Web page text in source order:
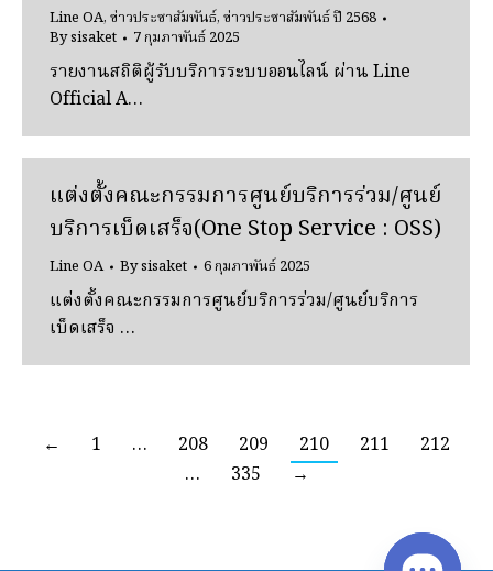
Line OA,ข่าวประชาสัมพันธ์,ข่าวประชาสัมพันธ์ ปี 2568
Bysisaket 7 กุมภาพันธ์ 2025
รายงานสถิติผู้รับบริการระบบออนไลน์ ผ่าน Line
Official A…
แต่งตั้งคณะกรรมการศูนย์บริการร่วม/ศูนย์
บริการเบ็ดเสร็จ(One Stop Service : OSS)
Line OA Bysisaket 6 กุมภาพันธ์ 2025
แต่งตั้งคณะกรรมการศูนย์บริการร่วม/ศูนย์บริการ
เบ็ดเสร็จ …
← 1 … 208 209 210 211
212
…
335 →